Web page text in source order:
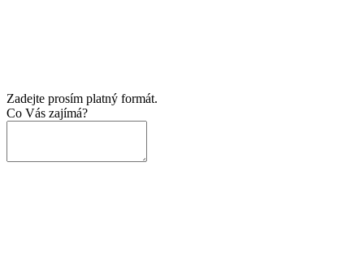
Zadejte prosím platný formát.
Co Vás zajímá?